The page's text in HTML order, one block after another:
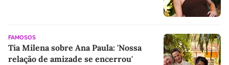
FAMOSOS
Tia Milena sobre Ana Paula: 'Nossa
relação de amizade se encerrou'